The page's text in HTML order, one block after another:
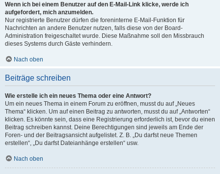
Wenn ich bei einem Benutzer auf den E-Mail-Link klicke, werde ich
aufgefordert, mich anzumelden.
Nur registrierte Benutzer dürfen die foreninterne E-Mail-Funktion für
Nachrichten an andere Benutzer nutzen, falls diese von der Board-
Administration freigeschaltet wurde. Diese Maßnahme soll den Missbrauch
dieses Systems durch Gäste verhindern.
Nach oben
Beiträge schreiben
Wie erstelle ich ein neues Thema oder eine Antwort?
Um ein neues Thema in einem Forum zu eröffnen, musst du auf „Neues
Thema“ klicken. Um auf einen Beitrag zu antworten, musst du auf „Antworten“
klicken. Es könnte sein, dass eine Registrierung erforderlich ist, bevor du einen
Beitrag schreiben kannst. Deine Berechtigungen sind jeweils am Ende der
Foren- und der Beitragsansicht aufgelistet. Z. B. „Du darfst neue Themen
erstellen“, „Du darfst Dateianhänge erstellen“ usw.
Nach oben